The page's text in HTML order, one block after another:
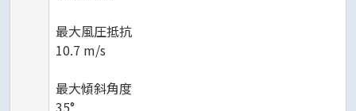
最大風圧抵抗
10.7 m/s
最大傾斜角度
35°